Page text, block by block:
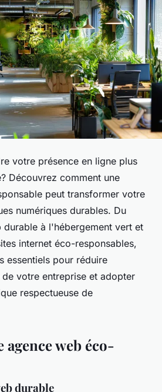
votre présence en ligne plus
Découvrez comment une
peut transformer votre
numériques durables. Du
à l'hébergement vert et
internet éco-responsables,
essentiels pour réduire
votre entreprise et adopter
respectueuse de
agence web éco-
durable